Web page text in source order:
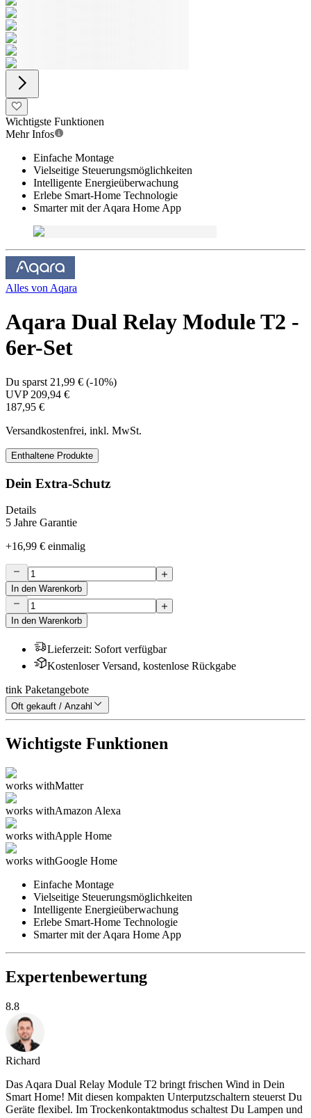
Wichtigste Funktionen
Mehr Infos
Einfache Montage
Vielseitige Steuerungsmöglichkeiten
Intelligente Energieüberwachung
Erlebe Smart-Home Technologie
Smarter mit der Aqara Home App
Alles von Aqara
Aqara Dual Relay Module T2 -
6er-Set
Du sparst 21,99 € (-10%)
UVP 209,94 €
187,95 €
Versandkostenfrei, inkl. MwSt.
Enthaltene Produkte
Dein Extra-Schutz
Details
5 Jahre Garantie
+16,99 € einmalig
In den Warenkorb
In den Warenkorb
Lieferzeit: Sofort verfügbar
Kostenloser Versand, kostenlose Rückgabe
tink Paketangebote
Oft gekauft / Anzahl
Wichtigste Funktionen
works withMatter
works withAmazon Alexa
works withApple Home
works withGoogle Home
Einfache Montage
Vielseitige Steuerungsmöglichkeiten
Intelligente Energieüberwachung
Erlebe Smart-Home Technologie
Smarter mit der Aqara Home App
Expertenbewertung
8.8
Richard
Das Aqara Dual Relay Module T2 bringt frischen Wind in Dein
Smart Home! Mit diesen kompakten Unterputzschaltern steuerst Du
Geräte flexibel. Im Trockenkontaktmodus schaltest Du Lampen und